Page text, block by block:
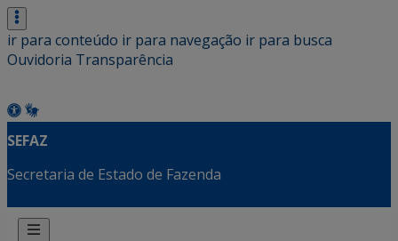
ir para conteúdo ir para navegação ir para busca
Ouvidoria Transparência
SEFAZ
Secretaria de Estado de Fazenda